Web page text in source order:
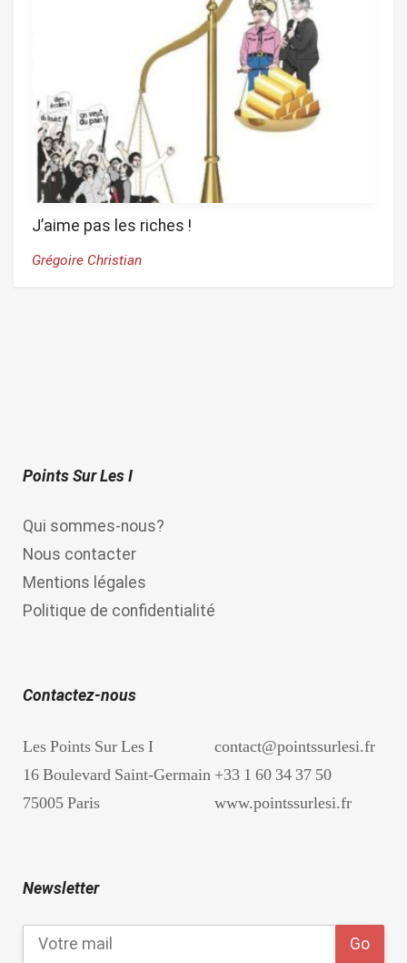
J’aime pas les riches !
Grégoire Christian
Points Sur Les I
Qui sommes-nous?
Nous contacter
Mentions légales
Politique de confidentialité
Contactez-nous
Les Points Sur Les I
16 Boulevard Saint-Germain
75005 Paris
contact@pointssurlesi.fr
+33 1 60 34 37 50
www.pointssurlesi.fr
Newsletter